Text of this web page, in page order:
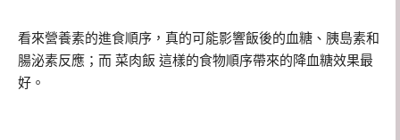
看來營養素的進食順序，真的可能影響飯後的血糖、胰島素和
腸泌素反應；而 菜肉飯 這樣的食物順序帶來的降血糖效果最
好。